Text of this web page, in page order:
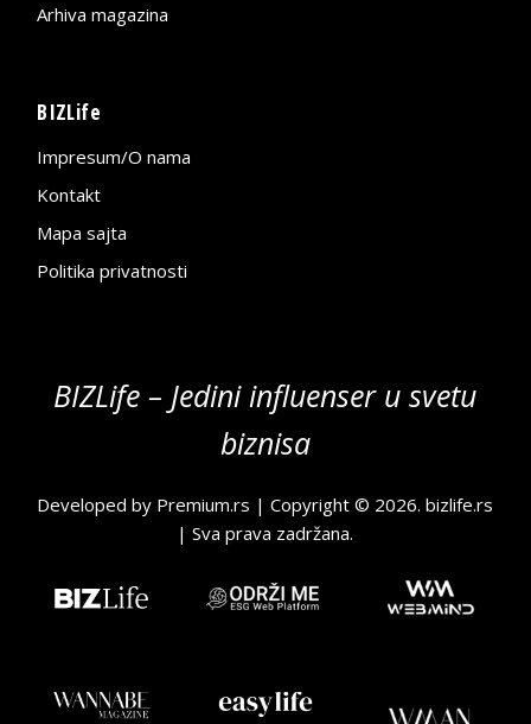
Arhiva magazina
BIZLife
Impresum/O nama
Kontakt
Mapa sajta
Politika privatnosti
BIZLife – Jedini influenser u svetu
biznisa
Developed by Premium.rs | Copyright © 2026.bizlife.rs
| Sva prava zadržana.